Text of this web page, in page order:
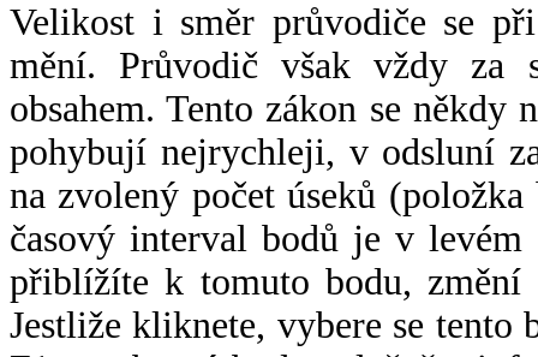
Velikost i směr průvodiče se
mění. Průvodič však vždy za
obsahem. Tento zákon se někdy
pohybují nejrychleji, v odsluní
na zvolený počet úseků
časový interval bodů je v
přiblížíte k tomuto bodu,
Jestliže kliknete, vybere se tento